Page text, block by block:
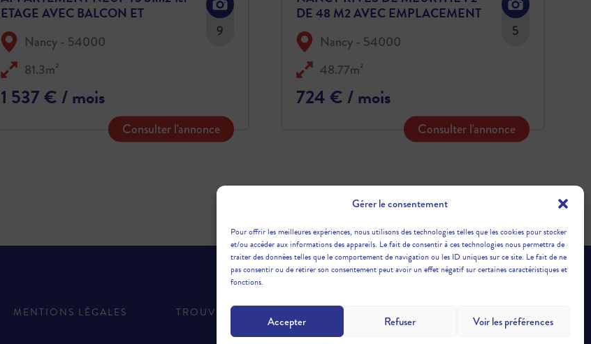
Gérer le consentement
Pour offrir les meilleures expériences, nous utilisons des technologies telles que les cookies pour stocker
et/ou accéder aux informations des appareils. Le fait de consentir à ces technologies nous permettra de
traiter des données telles que le comportement de navigation ou les ID uniques sur ce site. Le fait de ne
pas consentir ou de retirer son consentement peut avoir un effet négatif sur certaines caractéristiques et
fonctions.
Accepter Refuser Voir les préférences
ETAGE AVEC BALCON ET
PARKING
Nancy - 54000
81.3m²
1 537 € / mois
9
Consulter l'annonce
DE 48 M2 AVEC EMPLACEMENT
DE PARKING
Nancy - 54000
48.77m²
724 € / mois
5
Consulter l'annonce
MENTIONS LÉGALES TROUVER UNE AGENCE